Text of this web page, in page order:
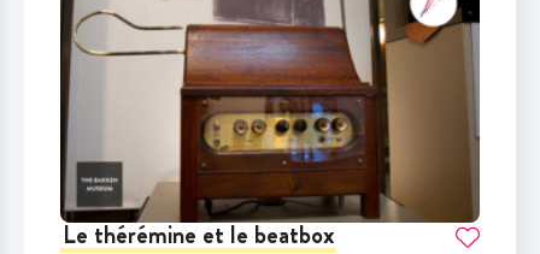
Le thérémine et le beatbox